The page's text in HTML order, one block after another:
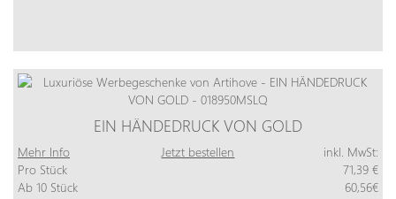
EIN HÄNDEDRUCK VON GOLD
Mehr Info Jetzt bestellen
inkl. MwSt:
Pro Stück
71,39 €
Ab 10 Stück
60,56€